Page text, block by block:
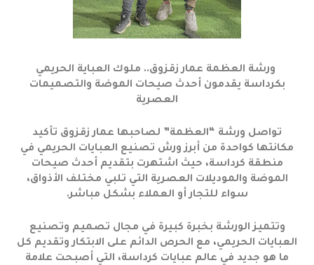
ورشة العظمة عمار زقزوق.. ملوك العباية الحريمي
بكرداسة يقدمون أحدث صيحات الموضة والتصميمات
العصرية
تواصل ورشة “العظمة” لصاحبها عمار زقزوق تأكيد
مكانتها كواحدة من أبرز ورش تصنيع العبايات الحريمي في
منطقة كرداسة، حيث اشتهرت بتقديم أحدث صيحات
الموضة والموديلات العصرية التي تلبي مختلف الأذواق،
سواء للتجار أو العملاء بشكل مباشر.
وتتميز الورشة بخبرة كبيرة في مجال تصميم وتصنيع
العبايات الحريمي، مع الحرص الدائم على الابتكار وتقديم كل
ما هو جديد في عالم عبايات كرداسة، التي أصبحت علامة